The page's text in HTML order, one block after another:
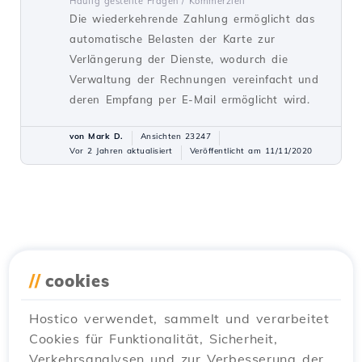
Die wiederkehrende Zahlung ermöglicht das
automatische Belasten der Karte zur
Verlängerung der Dienste, wodurch die
Verwaltung der Rechnungen vereinfacht und
deren Empfang per E-Mail ermöglicht wird.
von Mark D.
Ansichten 23247
Vor 2 Jahren aktualisiert
Veröffentlicht am 11/11/2020
// cookies
Hostico verwendet, sammelt und verarbeitet
Cookies für Funktionalität, Sicherheit,
Verkehrsanalysen und zur Verbesserung der